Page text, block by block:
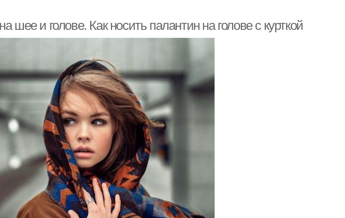
шее и голове. Как носить палантин на голове с курткой